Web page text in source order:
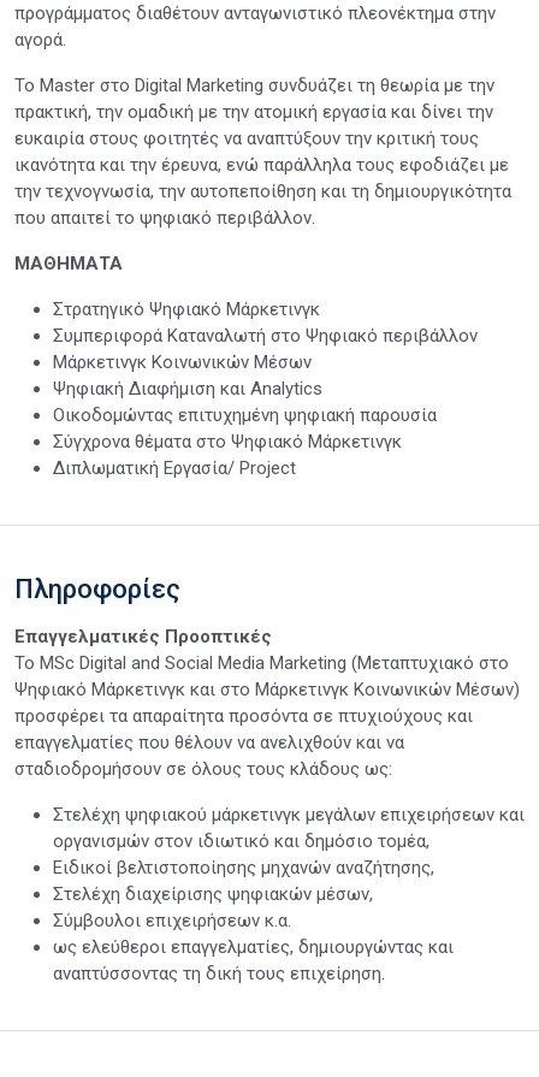
προγράμματος διαθέτουν ανταγωνιστικό πλεονέκτημα στην
αγορά.
Το Master στο Digital Marketing συνδυάζει τη θεωρία με την
πρακτική, την ομαδική με την ατομική εργασία και δίνει την
ευκαιρία στους φοιτητές να αναπτύξουν την κριτική τους
ικανότητα και την έρευνα, ενώ παράλληλα τους εφοδιάζει με
την τεχνογνωσία, την αυτοπεποίθηση και τη δημιουργικότητα
που απαιτεί το ψηφιακό περιβάλλον.
ΜΑΘΗΜΑΤΑ
Στρατηγικό Ψηφιακό Μάρκετινγκ
Συμπεριφορά Καταναλωτή στο Ψηφιακό περιβάλλον
Μάρκετινγκ Κοινωνικών Μέσων
Ψηφιακή Διαφήμιση και Analytics
Οικοδομώντας επιτυχημένη ψηφιακή παρουσία
Σύγχρονα θέματα στο Ψηφιακό Μάρκετινγκ
Διπλωματική Εργασία/ Project
Πληροφορίες
Επαγγελματικές Προοπτικές
Το MSc Digital and Social Media Marketing (Μεταπτυχιακό στο
Ψηφιακό Μάρκετινγκ και στο Μάρκετινγκ Κοινωνικών Μέσων)
προσφέρει τα απαραίτητα προσόντα σε πτυχιούχους και
επαγγελματίες που θέλουν να ανελιχθούν και να
σταδιοδρομήσουν σε όλους τους κλάδους ως:
Στελέχη ψηφιακού μάρκετινγκ μεγάλων επιχειρήσεων και
οργανισμών στον ιδιωτικό και δημόσιο τομέα,
Ειδικοί βελτιστοποίησης μηχανών αναζήτησης,
Στελέχη διαχείρισης ψηφιακών μέσων,
Σύμβουλοι επιχειρήσεων κ.α.
ως ελεύθεροι επαγγελματίες, δημιουργώντας και
αναπτύσσοντας τη δική τους επιχείρηση.